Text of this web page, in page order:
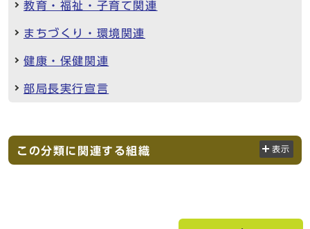
教育・福祉・子育て関連
まちづくり・環境関連
健康・保健関連
部局長実行宣言
この分類に関連する組織 表示